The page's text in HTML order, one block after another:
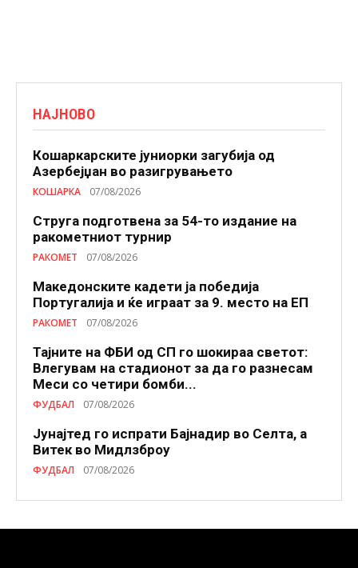
НАЈНОВО
Кошаркарските јуниорки загубија од
Азербејџан во разигрувањето
КОШАРКА 07/08/2026
Струга подготвена за 54-то издание на
ракометниот турнир
РАКОМЕТ 07/08/2026
Македонските кадети ја победија
Португалија и ќе играат за 9. место на ЕП
РАКОМЕТ 07/08/2026
Тајните на ФБИ од СП го шокираа светот:
Влегувам на стадионот за да го разнесам
Меси со четири бомби...
ФУДБАЛ 07/08/2026
Јунајтед го испрати Бајнадир во Селта, а
Витек во Мидлзброу
ФУДБАЛ 07/08/2026